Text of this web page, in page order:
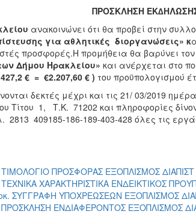
ΠΡΟΣΚΛΗΣΗ
ανακοινώνει ότι θα προβεί στην
για αθλητικές διοργανώσεις» κ
προσφορές.Η προμήθεια θα βαρύνει τον
Δήμου Ηρακλείου» και ανέρχεται στο
€ = €2.207,60 € ) του προϋπολογισμού
δεκτές μέχρι και τις 21/ 03/2019
Τίτου 1, Τ.Κ. 71202 και πληροφορίες
2813 409185-186-189-403-428 όλες τις
ΠΡΟΣΦΟΡΑΣ ΕΞΟΠΛΙΣΜΟΣ ΔΙΑΠΙΣΤ
ΧΑΡΑΚΤΗΡΙΣΤΙΚΑ ΕΝΔΕΙΚΤΙΚΟΣ
ΣΥΓΓΡΑΦΗ ΥΠΟΧΡΕΩΣΕΩΝ ΕΞΟΠΛΙΣΜΟΣ
ΠΡΟΣΚΛΗΣΗ ΕΝΔΙΑΦΕΡΟΝΤΟΣ ΕΞΟΠΛΙΣΜΟΣ